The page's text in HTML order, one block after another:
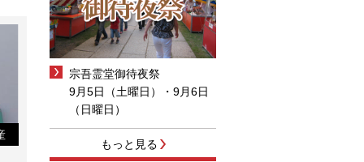
宗吾霊堂御待夜祭
9月5日（土曜日）・9月6日
（日曜日）
もっと見る